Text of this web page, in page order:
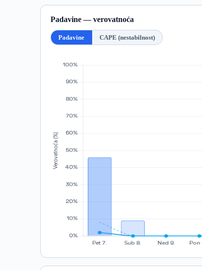
Padavine — verovatnoća
Padavine CAPE (nestabilnost)